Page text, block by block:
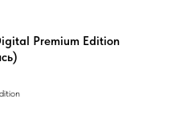
Premium Edition